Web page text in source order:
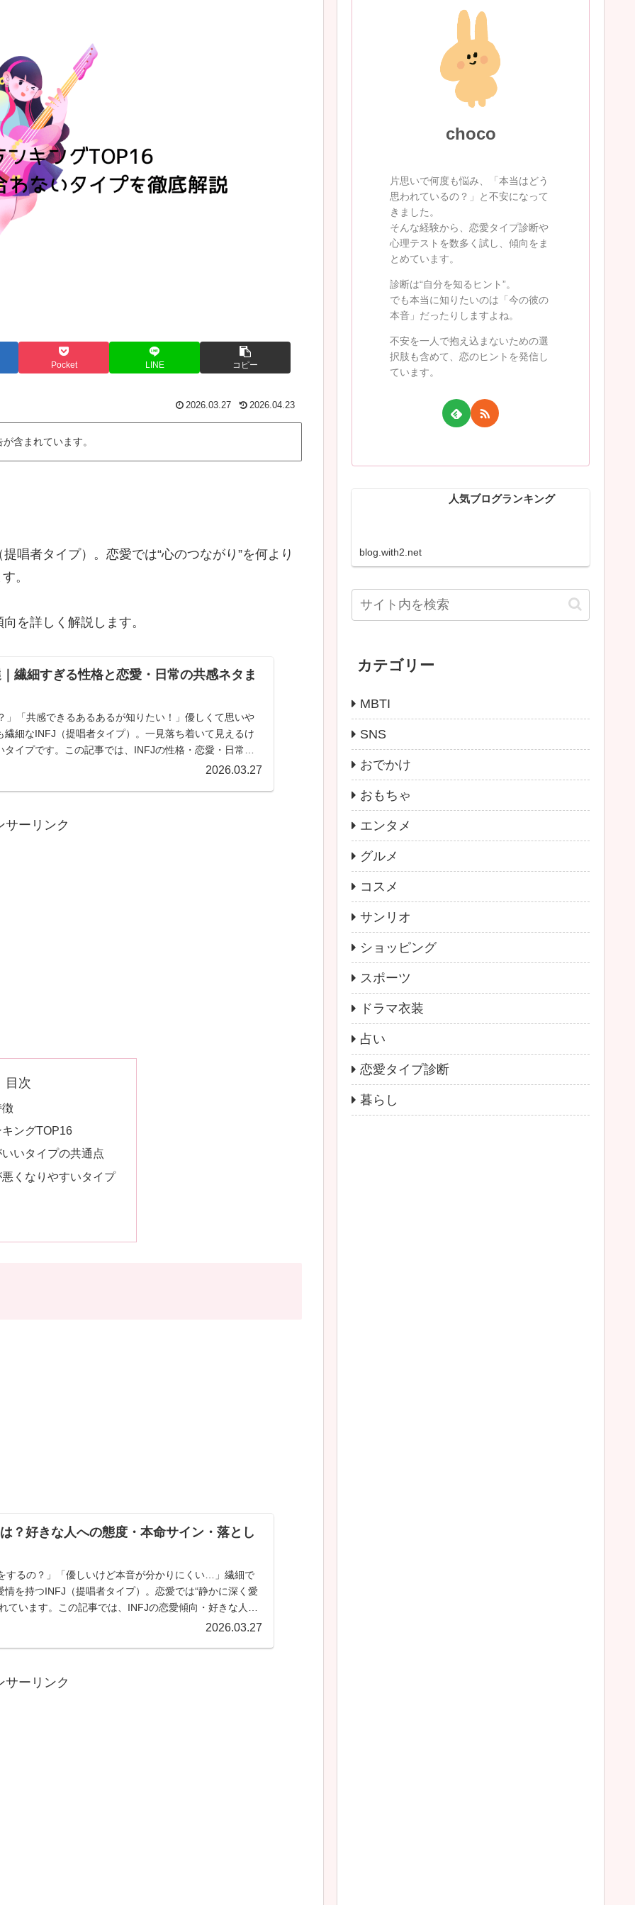
Pocket LINE コピー
2026.03.27 2026.04.23
含まれています。
唱者タイプ）。恋愛では“心のつながり”を何より
。
を詳しく解説します。
繊細すぎる性格と恋愛・日常の共感ネタま
」「共感できるあるあるが知りたい！」優しくて思いや
繊細なINFJ（提唱者タイプ）。一見落ち着いて見えるけ
タイプです。この記事では、INFJの性格・恋愛・日常の
2026.03.27
サーリンク
目次
ングTOP16
いタイプの共通点
くなりやすいタイプ
？好きな人への態度・本命サイン・落とし
するの？」「優しいけど本音が分かりにくい…」繊細で
を持つINFJ（提唱者タイプ）。恋愛では“静かに深く愛
ています。この記事では、INFJの恋愛傾向・好きな人へ
2026.03.27
サーリンク
choco
片思いで何度も悩み、「本当はどう
思われているの？」と不安になって
きました。
そんな経験から、恋愛タイプ診断や
心理テストを数多く試し、傾向をま
とめています。
診断は“自分を知るヒント”。
でも本当に知りたいのは「今の彼の
本音」だったりしますよね。
不安を一人で抱え込まないための選
択肢も含めて、恋のヒントを発信し
ています。
人気ブログランキング
blog.with2.net
カテゴリー
MBTI
SNS
おでかけ
おもちゃ
エンタメ
グルメ
コスメ
サンリオ
ショッピング
スポーツ
ドラマ衣装
占い
恋愛タイプ診断
暮らし